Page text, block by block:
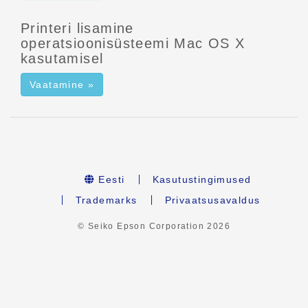
Printeri lisamine
operatsioonisüsteemi Mac OS X
kasutamisel
Vaatamine »
Eesti
Kasutustingimused
Trademarks
Privaatsusavaldus
© Seiko Epson Corporation2026